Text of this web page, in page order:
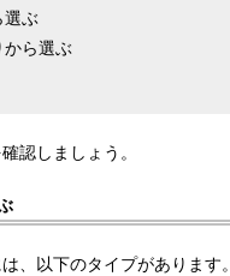
選ぶ
から選ぶ
認しましょう。
、以下のタイプがあります。